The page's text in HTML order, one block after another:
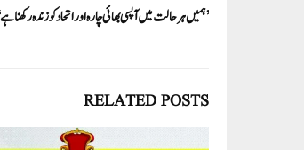
’ہمیں ہر حالت میں آپسی بھائی چارہ اور اتحاد کوزندہ رکھنا
RELATED POSTS